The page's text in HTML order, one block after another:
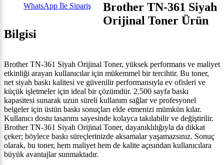
WhatsApp İle Sipariş
Brother TN-361 Siyah
Orijinal Toner Ürün
Bilgisi
Brother TN-361 Siyah Orijinal Toner, yüksek performans ve maliyet
etkinliği arayan kullanıcılar için mükemmel bir tercihtir. Bu toner,
net siyah baskı kalitesi ve güvenilir performansıyla ev ofisleri ve
küçük işletmeler için ideal bir çözümdür. 2.500 sayfa baskı
kapasitesi sunarak uzun süreli kullanım sağlar ve profesyonel
belgeler için üstün baskı sonuçları elde etmenizi mümkün kılar.
Kullanıcı dostu tasarımı sayesinde kolayca takılabilir ve değiştirilir.
Brother TN-361 Siyah Orijinal Toner, dayanıklılığıyla da dikkat
çeker; böylece baskı süreçlerinizde aksamalar yaşamazsınız. Sonuç
olarak, bu toner, hem maliyet hem de kalite açısından kullanıcılara
büyük avantajlar sunmaktadır.